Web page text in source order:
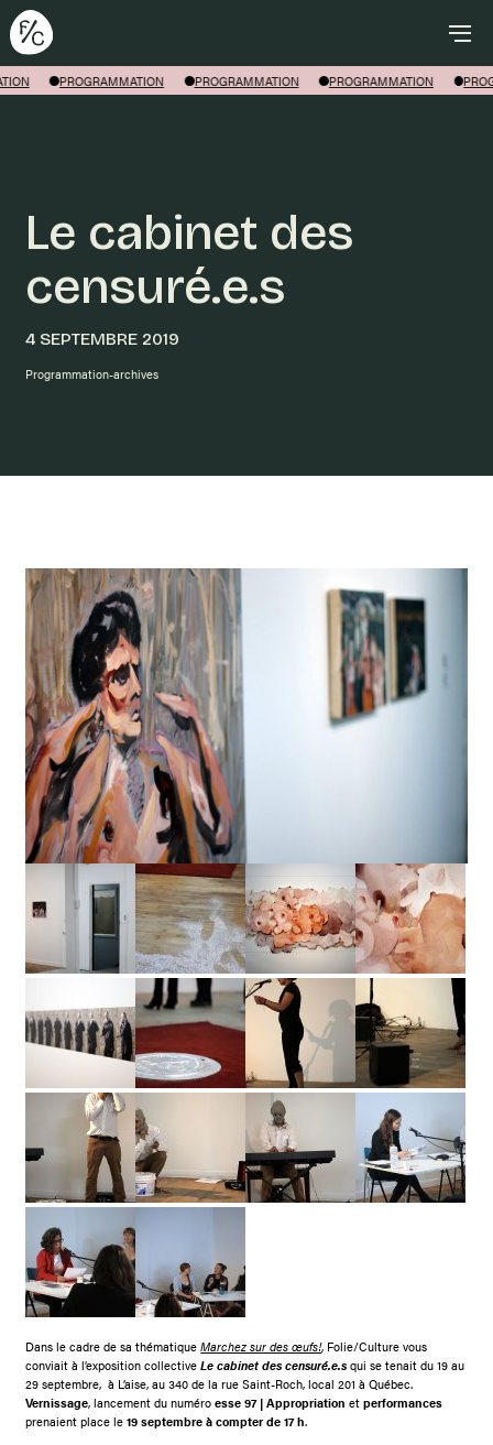
PROGRAMMATION PROGRAMMATION PROGRAMMATION
Rechercher
Le cabinet des
censuré.e.s
4 SEPTEMBRE 2019
Programmation-archives
Dans le cadre de sa thématiqueMarchez sur des œufs!, Folie/Culture vous
conviait à l’exposition collective Le cabinet des censuré.e.squi se tenait du 19 au
29 septembre, à L’aise, au 340 de la rue Saint-Roch, local 201 à Québec.
Vernissage, lancement du numéroesse 97 | Appropriation etperformances
prenaient place le19 septembre à compter de 17 h.